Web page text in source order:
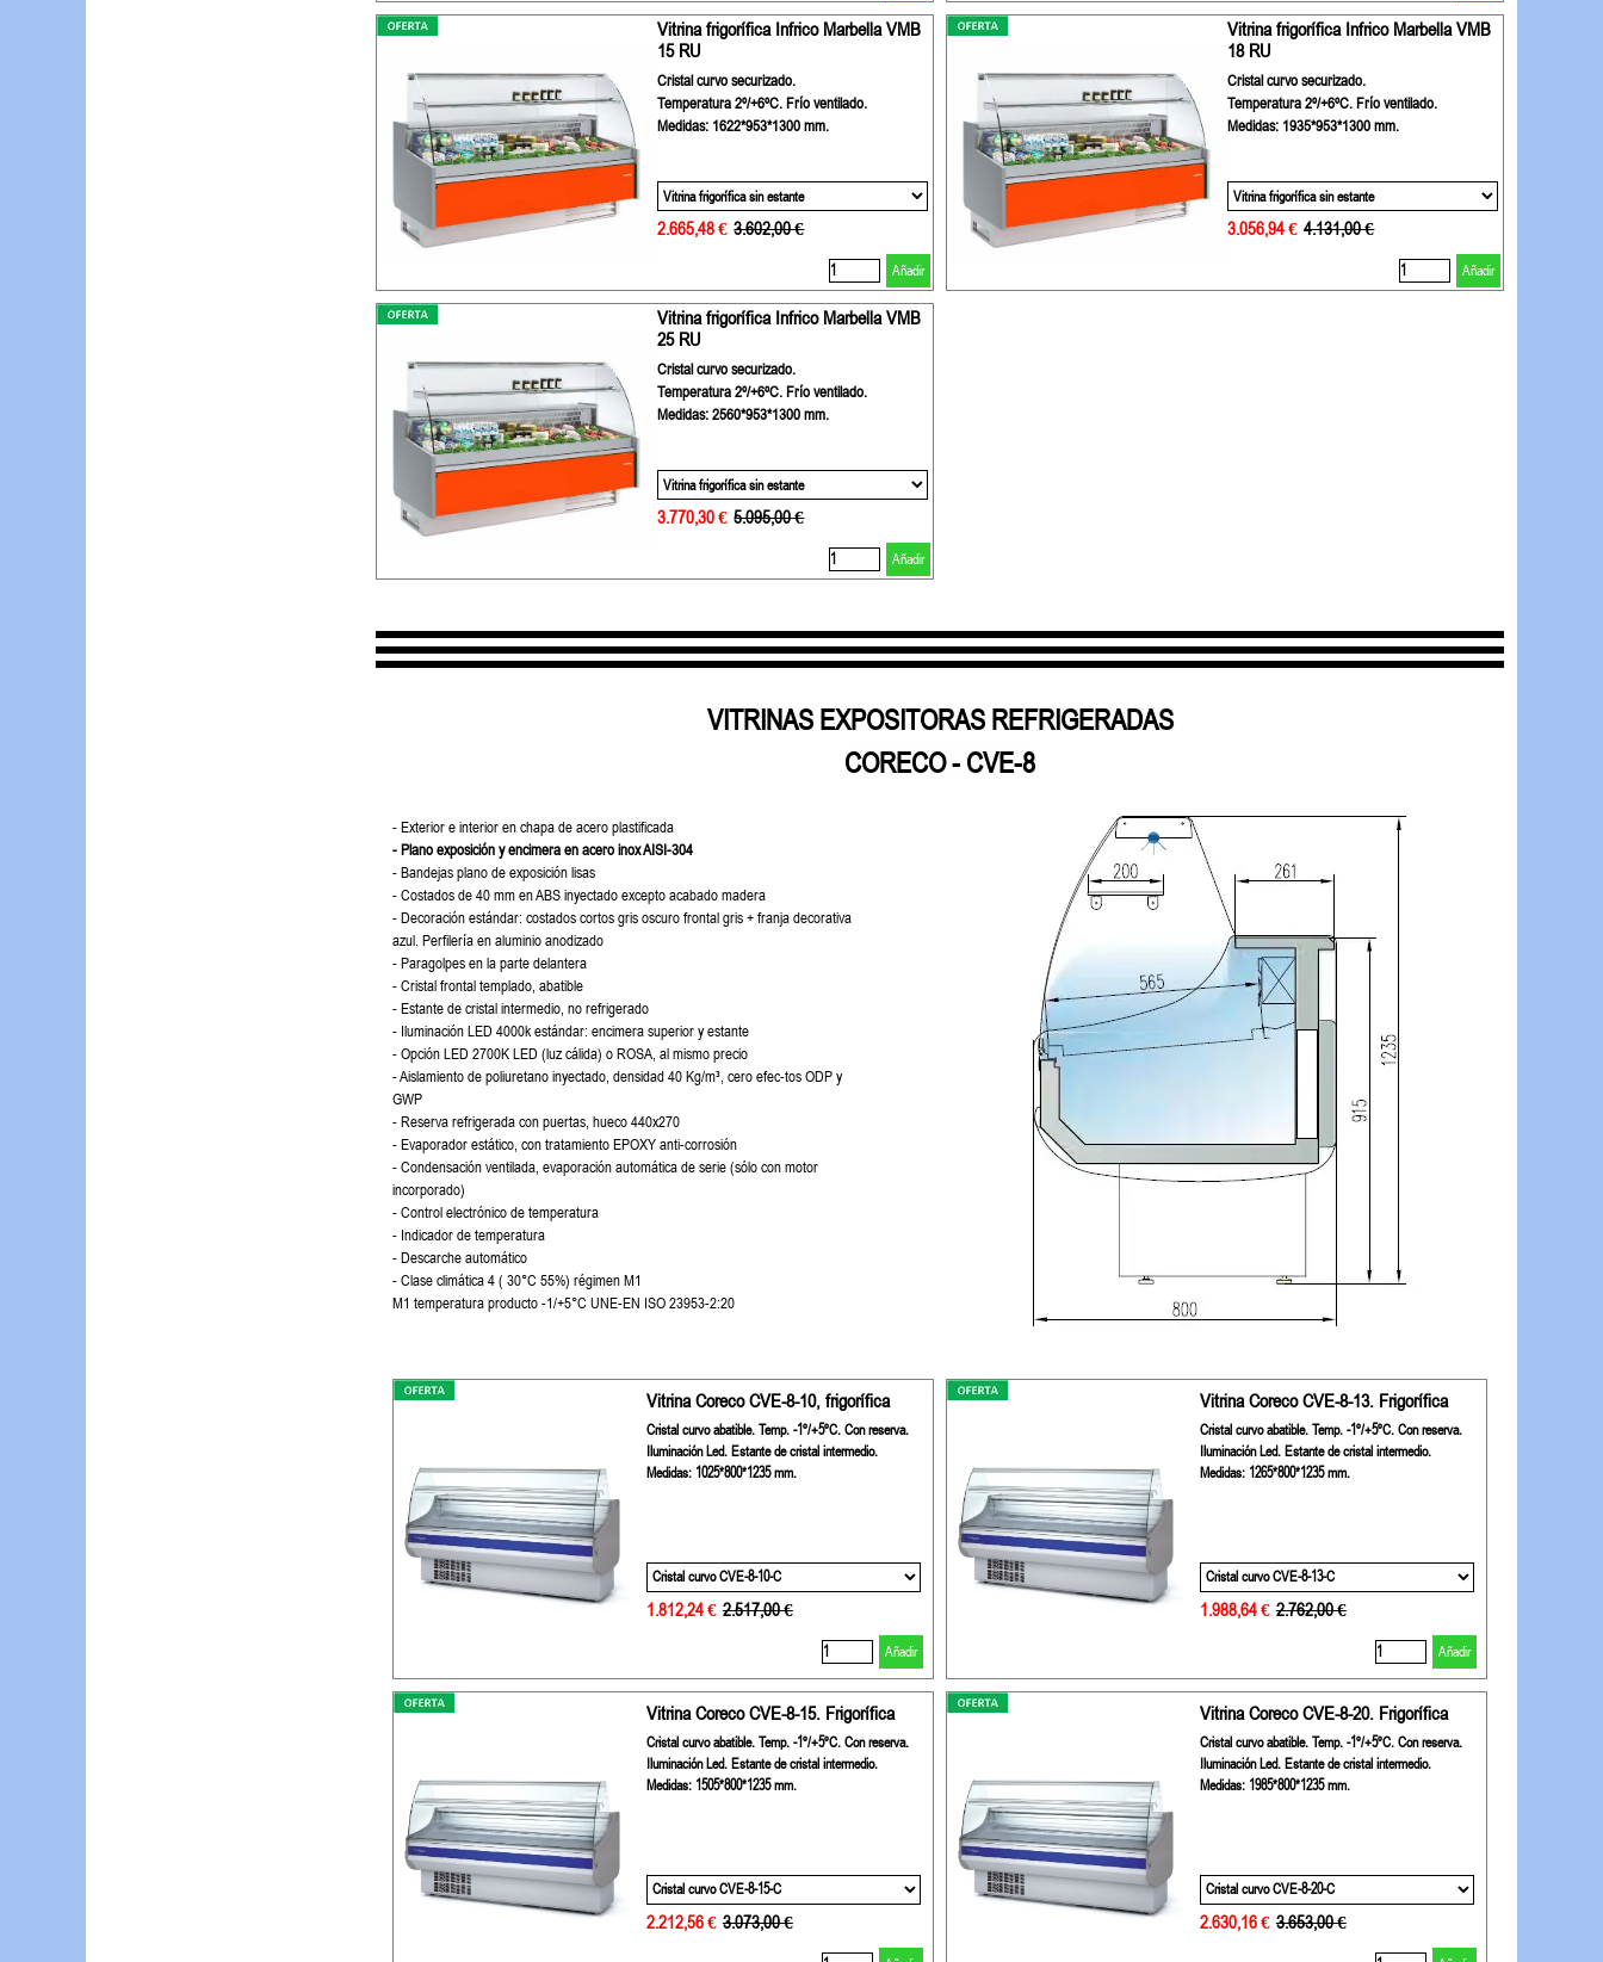
Vitrina frigorífica Infrico Marbella VMB
15 RU
Cristal curvo securizado.
Temperatura 2º/+6ºC. Frío ventilado.
Medidas: 1622*953*1300 mm.
2.665,48 € Precio sin descuento
3.602,00 €
Añadir
Vitrina frigorífica Infrico Marbella VMB
18 RU
Cristal curvo securizado.
Temperatura 2º/+6ºC. Frío ventilado.
Medidas: 1935*953*1300 mm.
3.056,94 € Precio sin descuento
4.131,00 €
Añadir
Vitrina frigorífica Infrico Marbella VMB
25 RU
Cristal curvo securizado.
Temperatura 2º/+6ºC. Frío ventilado.
Medidas: 2560*953*1300 mm.
3.770,30 € Precio sin descuento
5.095,00 €
Añadir
VITRINAS EXPOSITORAS REFRIGERADAS
CORECO - CVE-8
- Exterior e interior en chapa de acero plastificada
- Plano exposición y encimera en acero inox AISI-304
- Bandejas plano de exposición lisas
- Costados de 40 mm en ABS inyectado excepto acabado madera
- Decoración estándar: costados cortos gris oscuro frontal gris + franja decorativa
azul. Perfilería en aluminio anodizado
- Paragolpes en la parte delantera
- Cristal frontal templado, abatible
- Estante de cristal intermedio, no refrigerado
- Iluminación LED 4000k estándar: encimera superior y estante
- Opción LED 2700K LED (luz cálida) o ROSA, al mismo precio
- Aislamiento de poliuretano inyectado, densidad 40 Kg/m³, cero efec-tos ODP y
GWP
- Reserva refrigerada con puertas, hueco 440x270
- Evaporador estático, con tratamiento EPOXY anti-corrosión
- Condensación ventilada, evaporación automática de serie (sólo con motor
incorporado)
- Control electrónico de temperatura
- Indicador de temperatura
- Descarche automático
- Clase climática 4 ( 30°C 55%) régimen M1
M1 temperatura producto -1/+5°C UNE-EN ISO 23953-2:20
Vitrina Coreco CVE-8-10, frigorífica
Cristal curvo abatible. Temp. -1º/+5ºC. Con reserva.
Iluminación Led. Estante de cristal intermedio.
Medidas: 1025*800*1235 mm.
1.812,24 € Precio sin descuento
2.517,00 €
Añadir
Vitrina Coreco CVE-8-13. Frigorífica
Cristal curvo abatible. Temp. -1º/+5ºC. Con reserva.
Iluminación Led. Estante de cristal intermedio.
Medidas: 1265*800*1235 mm.
1.988,64 € Precio sin descuento
2.762,00 €
Añadir
Vitrina Coreco CVE-8-15. Frigorífica
Cristal curvo abatible. Temp. -1º/+5ºC. Con reserva.
Iluminación Led. Estante de cristal intermedio.
Medidas: 1505*800*1235 mm.
2.212,56 € Precio sin descuento
3.073,00 €
Vitrina Coreco CVE-8-20. Frigorífica
Cristal curvo abatible. Temp. -1º/+5ºC. Con reserva.
Iluminación Led. Estante de cristal intermedio.
Medidas: 1985*800*1235 mm.
2.630,16 € Precio sin descuento
3.653,00 €